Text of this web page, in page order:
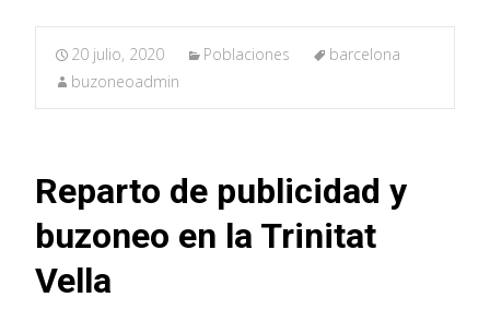
20 julio, 2020 Poblaciones
barcelona
buzoneoadmin
Reparto de publicidad y
buzoneo en la Trinitat
Vella